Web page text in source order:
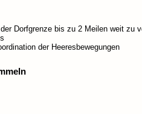
Dorfgrenze bis zu 2 Meilen weit zu
der Heeresbewegungen